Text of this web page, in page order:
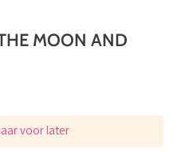
MOON AND
voor later